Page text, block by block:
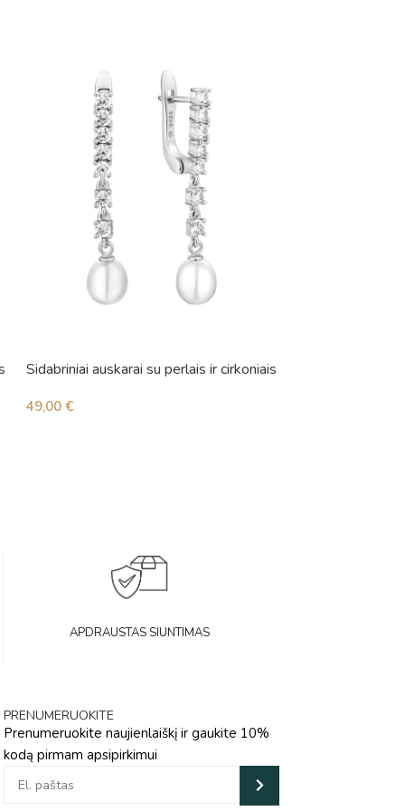
Sidabriniai auskarai su perlais ir cirkoniais
49,00 €
APDRAUSTAS SIUNTIMAS
PRENUMERUOKITE
Prenumeruokite naujienlaiškį ir gaukite 10%
kodą pirmam apsipirkimui